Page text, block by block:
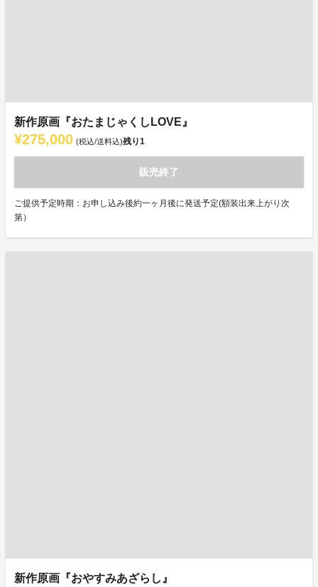
新作原画『おたまじゃくしLOVE』
¥275,000 (税込/送料込)残り1
販売終了
ご提供予定時期：お申し込み後約一ヶ月後に発送予定(額装出来上がり次
第）
新作原画『おやすみあざらし』